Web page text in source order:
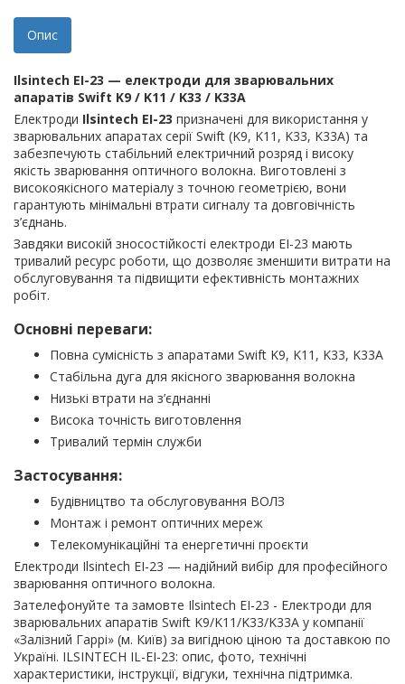
Опис
Ilsintech EI-23 — електроди для зварювальних
апаратів Swift K9 / K11 / K33 / K33A
Електроди Ilsintech EI-23 призначені для використання у
зварювальних апаратах серії Swift (K9, K11, K33, K33A) та
забезпечують стабільний електричний розряд і високу
якість зварювання оптичного волокна. Виготовлені з
високоякісного матеріалу з точною геометрією, вони
гарантують мінімальні втрати сигналу та довговічність
з’єднань.
Завдяки високій зносостійкості електроди EI-23 мають
тривалий ресурс роботи, що дозволяє зменшити витрати на
обслуговування та підвищити ефективність монтажних
робіт.
Основні переваги:
Повна сумісність з апаратами Swift K9, K11, K33, K33A
Стабільна дуга для якісного зварювання волокна
Низькі втрати на з’єднанні
Висока точність виготовлення
Тривалий термін служби
Застосування:
Будівництво та обслуговування ВОЛЗ
Монтаж і ремонт оптичних мереж
Телекомунікаційні та енергетичні проєкти
Електроди Ilsintech EI-23 — надійний вибір для професійного
зварювання оптичного волокна.
Зателефонуйте та замовте Ilsintech EI-23 - Електроди для
зварювальних апаратів Swift K9/K11/K33/K33A у компанії
«Залізний Гаррі» (м. Київ) за вигідною ціною та доставкою по
Україні. ILSINTECH IL-EI-23: опис, фото, технічні
характеристики, інструкції, відгуки, технічна підтримка.